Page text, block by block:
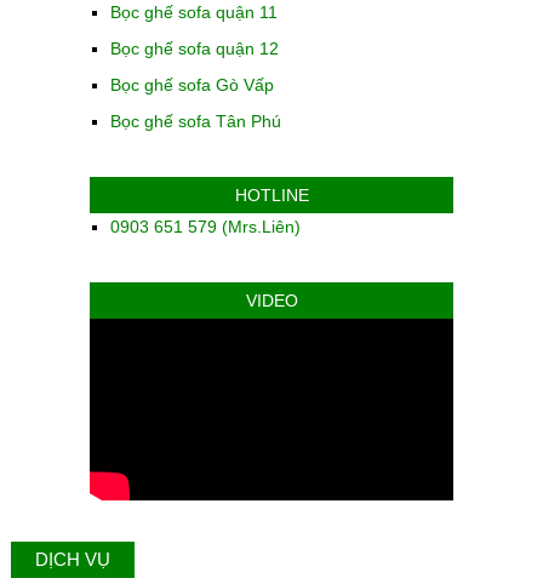
Bọc ghế sofa quận 11
Bọc ghế sofa quận 12
Bọc ghế sofa Gò Vấp
Bọc ghế sofa Tân Phú
HOTLINE
0903 651 579 (Mrs.Liên)
VIDEO
DỊCH VỤ